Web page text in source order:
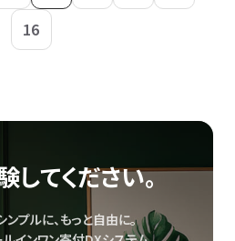
16
してください。
プルに、もっと自由に。